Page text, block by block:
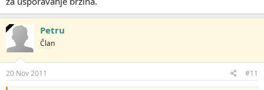
Petru
Član
20 Nov 2011 #11